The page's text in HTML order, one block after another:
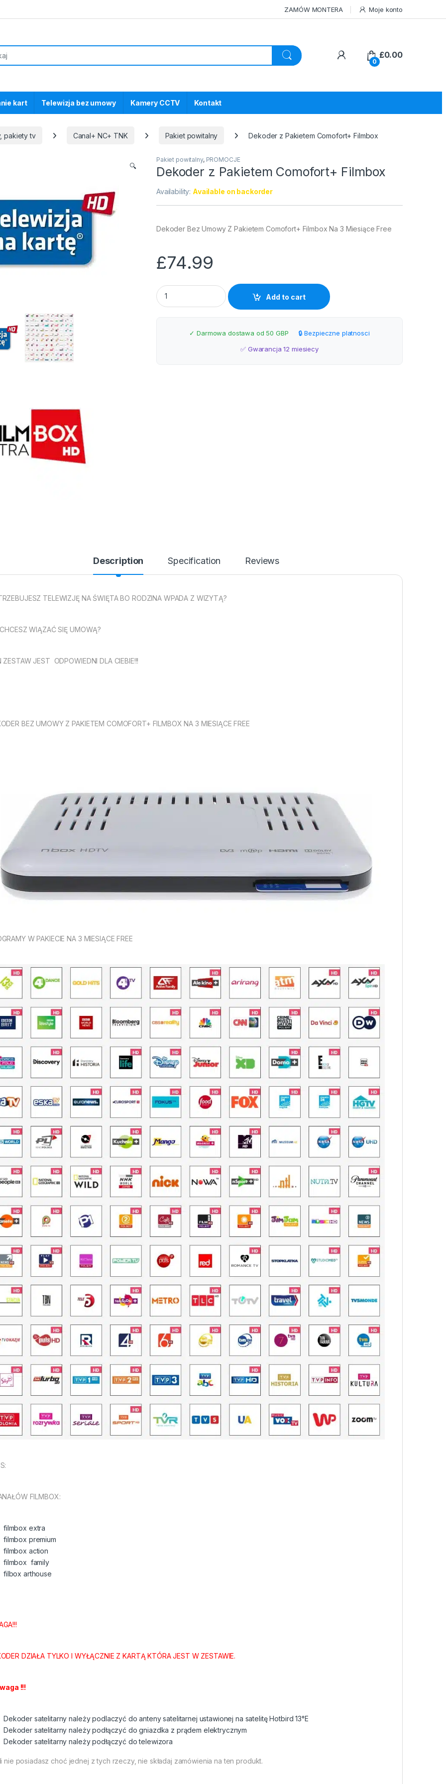
ZAMÓW MONTERA Moje konto
0
£0.00
kart Telewizja bez umowy Kamery CCTV Kontakt
pakiety tv Canal+ NC+ TNK Pakiet powitalny Dekoder z Pakietem Comofort+ Filmbox
🔍
Pakiet powitalny, PROMOCJE
Dekoder z Pakietem Comofort+ Filmbox
Availability: Available on backorder
Dekoder Bez Umowy Z Pakietem Comofort+ Filmbox Na 3 Miesiące Free
£74.99
Dekoder z Pakietem Comofort+ Filmbox quantity
Add to cart
✓ Darmowa dostawa od 50 GBP
🔒 Bezpieczne platnosci
✅ Gwarancja 12 miesiecy
Description Specification Reviews
TELEWIZJĘ NA ŚWIĘTA BO RODZINA WPADA Z WIZYTĄ?
WIĄZAĆ SIĘ UMOWĄ?
ZESTAW JEST ODPOWIEDNI DLA CIEBIE!!!
BEZ UMOWY Z PAKIETEM COMOFORT+ FILMBOX NA 3 MIESIĄCE FREE
W PAKIECIE NA 3 MIESIĄCE FREE
FILMBOX:
filmbox extra
filmbox premium
filmbox action
filmbox family
filbox arthouse
DZIAŁA TYLKO I WYŁĄCZNIE Z KARTĄ KTÓRA JEST W ZESTAWIE.
!!!
Dekoder satelitarny należy podlaczyć do anteny satelitarnej ustawionej na satelitę Hotbird 13°E
Dekoder satelitarny należy podłączyć do gniazdka z prądem elektrycznym
Dekoder satelitarny należy podłączyć do telewizora
nie posiadasz choć jednej z tych rzeczy, nie składaj zamówienia na ten produkt.